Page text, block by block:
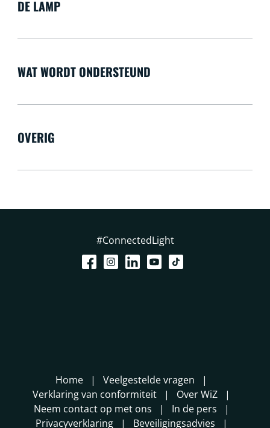
DE LAMP
WAT WORDT ONDERSTEUND
OVERIG
#ConnectedLight
Home
Veelgestelde vragen
Verklaring van conformiteit
Over WiZ
Neem contact op met ons
In de pers
Privacyverklaring
Beveiligingsadvies